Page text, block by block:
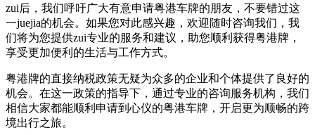
zui后，我们呼吁广大有意申请粤港车牌的朋友，不要错过这
一juejia的机会。如果您对此感兴趣，欢迎随时咨询我们，我
们将为您提供zui专业的服务和建议，助您顺利获得粤港牌，
享受更加便利的生活与工作方式。
粤港牌的直接纳税政策无疑为众多的企业和个体提供了良好的
机会。在这一政策的指导下，通过专业的咨询服务机构，我们
相信大家都能顺利申请到心仪的粤港车牌，开启更为顺畅的跨
境出行之旅。